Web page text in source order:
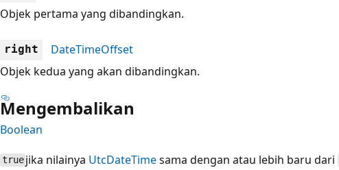
Objek pertama yang dibandingkan.
right
DateTimeOffset
Objek kedua yang akan dibandingkan.
Mengembalikan
Boolean
true jika nilainya UtcDateTimesama dengan atau lebih baru dari